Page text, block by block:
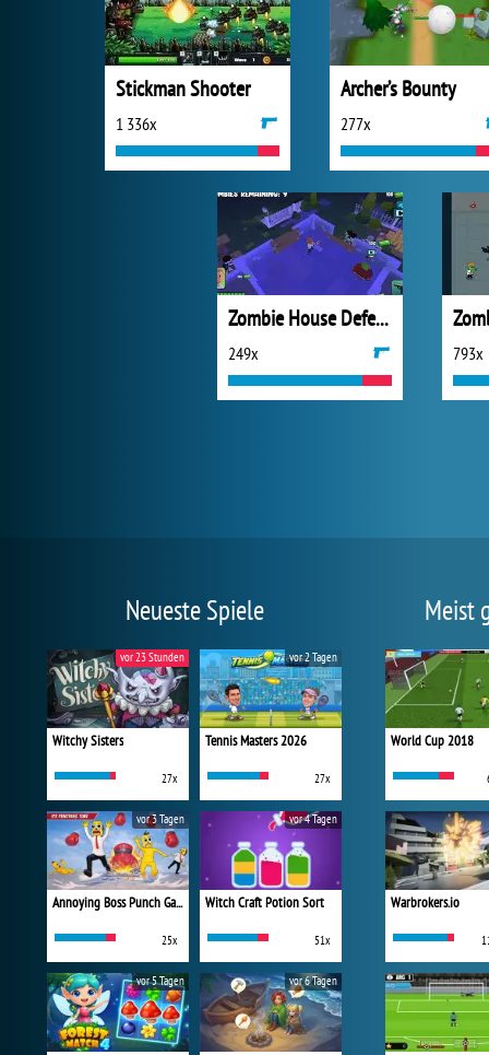
Stickman Shooter
1 336x
Archer’s Bounty
277x
Zombie House Defense
249x 793x
Neueste Spiele
Witchy Sisters
27x
vor 23 Stunden
Tennis Masters 2026
27x
vor 2 Tagen
Annoying Boss Punch Game
25x
vor 3 Tagen
Witch Craft Potion Sort
51x
vor 4 Tagen
vor 5 Tagen vor 6 Tagen
Meist
World Cup 2018
Warbrokers.io